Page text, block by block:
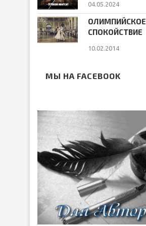
04.05.2024
ОЛИМПИЙСКОЕ
СПОКОЙСТВИЕ
10.02.2014
МЫ НА FACEBOOK